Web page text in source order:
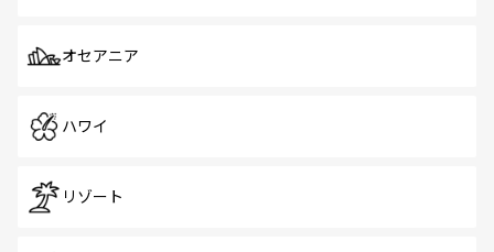
オセアニア
ハワイ
リゾート